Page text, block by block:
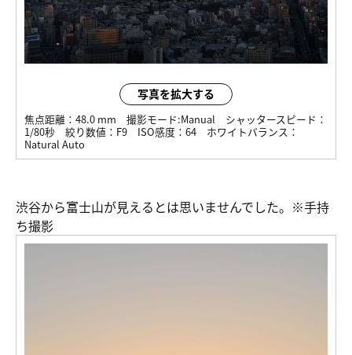
写真を拡大する
焦点距離： 48.0 mm 撮影モード:Manual
シャッタースピード：
1/80秒
絞り数値： F9 ISO感度： 64
ホワイトバランス：
Natural Auto
渋谷から富士山が見えるとは思いませんでした。※手持
ち撮影